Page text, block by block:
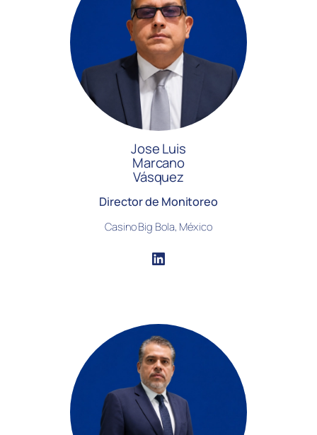
Jose Luis
Marcano
Vásquez
Director de Monitoreo
Casino Big Bola, México
LinkedIn